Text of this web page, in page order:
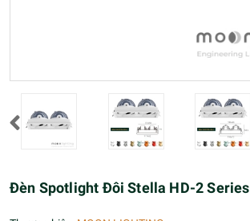
Đèn Spotlight Đôi Stella HD-2 Series